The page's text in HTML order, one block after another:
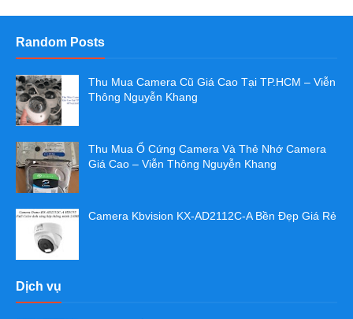
Random Posts
Thu Mua Camera Cũ Giá Cao Tại TP.HCM – Viễn
Thông Nguyễn Khang
Thu Mua Ổ Cứng Camera Và Thẻ Nhớ Camera
Giá Cao – Viễn Thông Nguyễn Khang
Camera Kbvision KX-AD2112C-A Bền Đẹp Giá Rẻ
Dịch vụ